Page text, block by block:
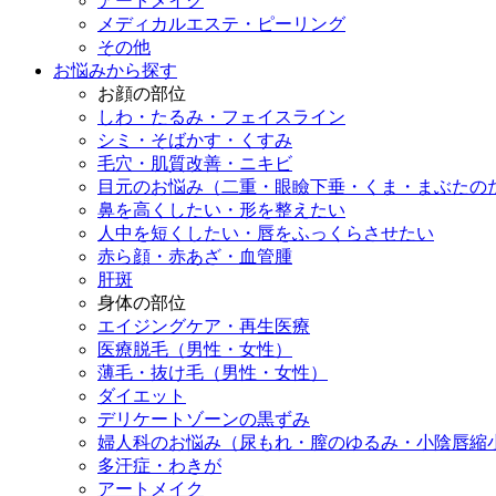
メディカルエステ・ピーリング
その他
お悩みから探す
お顔の部位
しわ・たるみ・フェイスライン
シミ・そばかす・くすみ
毛穴・肌質改善・ニキビ
目元のお悩み（二重・眼瞼下垂・くま・まぶたの
鼻を高くしたい・形を整えたい
人中を短くしたい・唇をふっくらさせたい
赤ら顔・赤あざ・血管腫
肝斑
身体の部位
エイジングケア・再生医療
医療脱毛（男性・女性）
薄毛・抜け毛（男性・女性）
ダイエット
デリケートゾーンの黒ずみ
婦人科のお悩み（尿もれ・膣のゆるみ・小陰唇縮
多汗症・わきが
アートメイク